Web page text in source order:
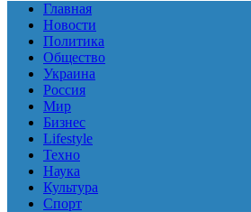
Главная
Новости
Политика
Общество
Украина
Россия
Мир
Бизнес
Lifestyle
Техно
Наука
Культура
Спорт